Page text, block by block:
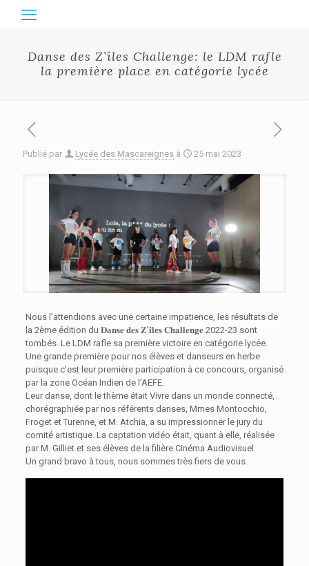
Danse des Z’îles Challenge: le LDM rafle
la première place en catégorie lycée
Publié par Lycée des Mascareignes à 25 mai 2023
Nous l’attendions avec une certaine impatience, les résultats de
la 2ème édition du 𝐃𝐚𝐧𝐬𝐞 𝐝𝐞𝐬 𝐙’𝐢̂𝐥𝐞𝐬 𝐂𝐡𝐚𝐥𝐥𝐞𝐧𝐠𝐞 2022-23 sont
tombés. Le LDM rafle sa première victoire en catégorie lycée.
Une grande première pour nos élèves et danseurs en herbe
puisque c’est leur première participation à ce concours, organisé
par la zone Océan Indien de l’AEFE.
Leur danse, dont le thème était Vivre dans un monde connecté,
chorégraphiée par nos référents danses, Mmes Montocchio,
Froget et Turenne, et M. Atchia, a su impressionner le jury du
comité artistique. La captation vidéo était, quant à elle, réalisée
par M. Gilliet et ses élèves de la filière Cinéma Audiovisuel.
Un grand bravo à tous, nous sommes très fiers de vous.